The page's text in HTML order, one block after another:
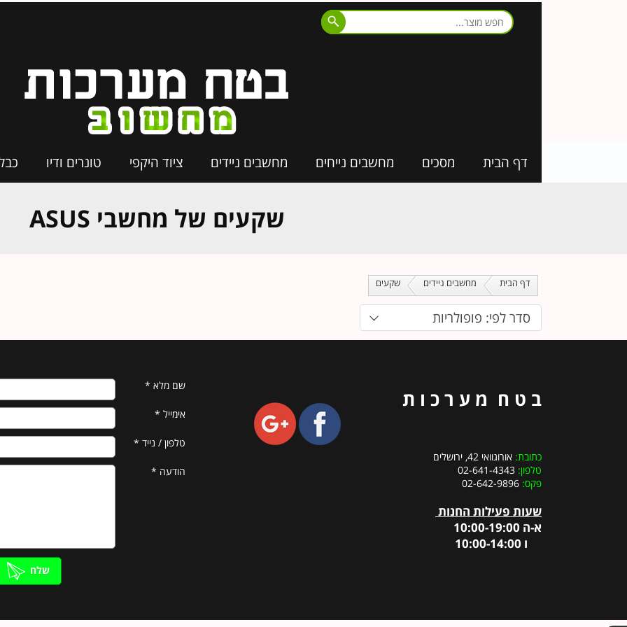
דף הבית מסכים מחשבים נייחים מחשבים ניידים ציוד היקפי טונרים ודיו
שקעים של מחשבי ASUS
דף הבית מחשבים ניידים שקעים
סדר לפי: פופולריות
ב ט ח מ ע ר כ ו ת
כתובת: אורוגוואי 42, ירושלים
טלפון: 02-641-4343
פקס:
שעות פעילות החנות
א-ה 10:00-19:00
ו 10:00-14:00
שם מלא*
אימייל*
טלפון / נייד*
הודעה *
שלח